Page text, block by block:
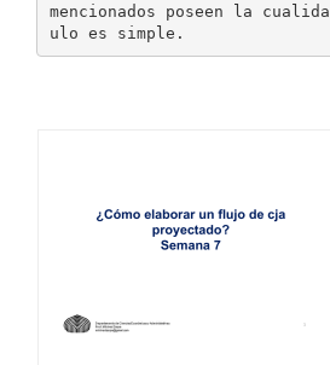
mencionados poseen la